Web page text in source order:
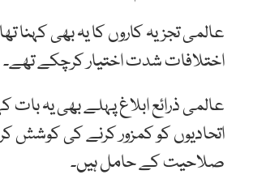
عالمی تجزیہ کاروں کا یہ بھی
اختلافات شدت اختیار کرچکے تھے۔
عالمی ذرائع ابلاغ پہلے بھی یہ
اتحادیوں کو کمزور کرنے کی کوشش
صلاحیت کے حامل ہیں۔